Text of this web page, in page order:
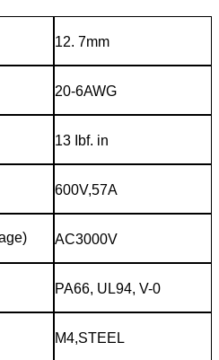
12. 7mm
20-6AWG
13 Ibf. in
600V,57A
AC3000V
PA66, UL94, V-0
M4,STEEL